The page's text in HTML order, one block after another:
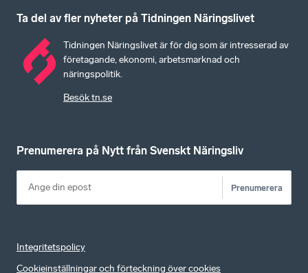
Ta del av fler nyheter på Tidningen Näringslivet
Tidningen Näringslivet är för dig som är intresserad av
företagande, ekonomi, arbetsmarknad och
näringspolitik.
Besök tn.se
Prenumerera på Nytt från Svenskt Näringsliv
Prenumerera
Integritetspolicy
Cookieinställningar och förteckning över cookies